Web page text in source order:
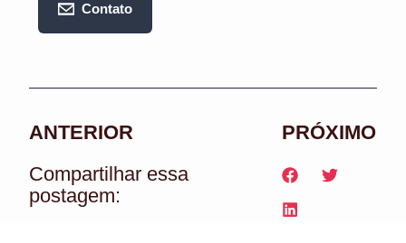
Contato
ANTERIOR
PRÓXIMO
Compartilhar essa
postagem: